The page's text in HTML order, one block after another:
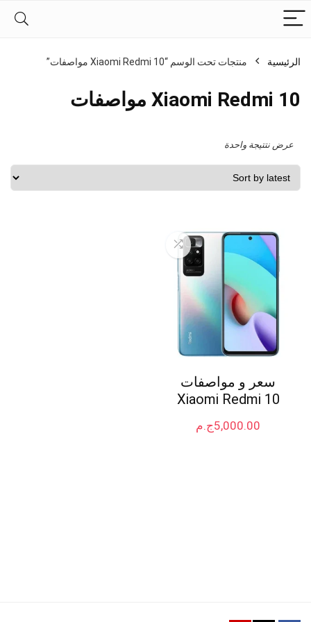
الرئيسية منتجات تحت الوسم “Xiaomi Redmi 10 مواصفات”
Xiaomi Redmi 10 مواصفات
عرض نتتيجة واحدة
سعر و مواصفات
Xiaomi Redmi 10
ج.م5,000.00